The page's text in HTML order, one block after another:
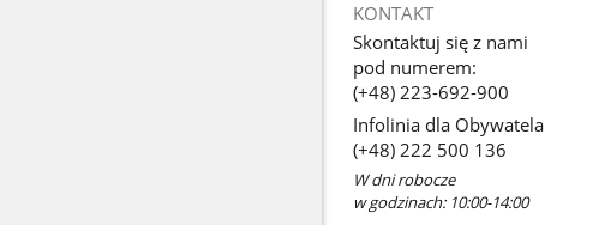
KONTAKT
Skontaktuj się z nami
pod numerem:
(+48) 223-692-900
Infolinia dla Obywatela
(+48) 222 500 136
W dni robocze
w godzinach: 10:00-14:00